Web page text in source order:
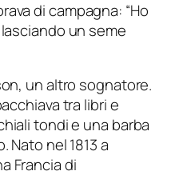
di campagna: “Ho
un seme
un altro sognatore.
tra libri e
tondi e una barba
Nato nel 1813 a
Francia di